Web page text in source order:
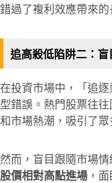
錯過了複利效應帶來的
追高殺低陷阱二：盲
在投資市場中，「追
型錯誤。熱門股票往
和市場熱潮，吸引了眾
然而，盲目跟隨市場
股價相對高點進場 ，